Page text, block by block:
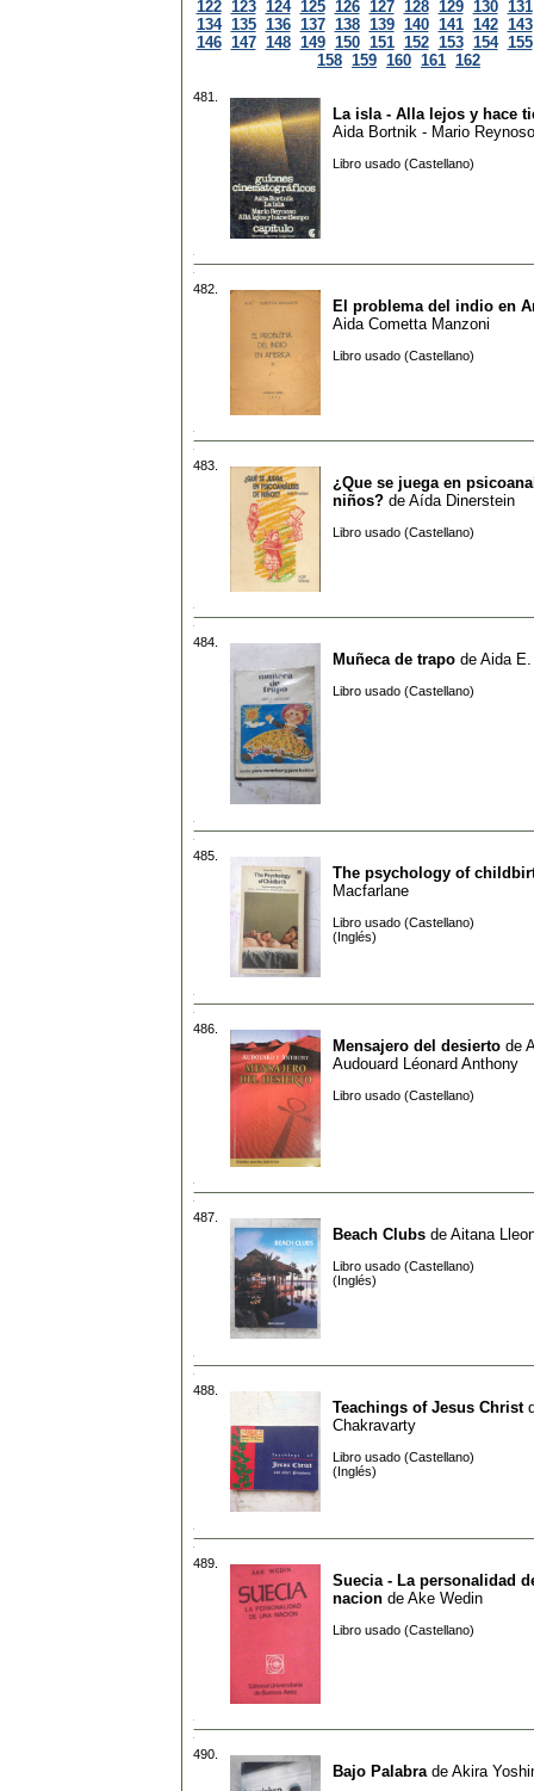
122 123 124 125 126 127 128 129 130 131
134 135 136 137 138 139 140 141 142 143
146 147 148 149 150 151 152 153 154 155
158 159 160 161 162
481.
La isla - Alla lejos y hace
Aida Bortnik - Mario Reynoso
Libro usado (Castellano)
482.
El problema del indio en
Aida Cometta Manzoni
Libro usado (Castellano)
483.
¿Que se juega en
niños? de Aída Dinerstein
Libro usado (Castellano)
484.
Muñeca de trapo de Aida
Libro usado (Castellano)
485.
The psychology of
Macfarlane
Libro usado (Castellano)
(Inglés)
486.
Mensajero del desierto de
Audouard Léonard Anthony
Libro usado (Castellano)
487.
Beach Clubs de Aitana
Libro usado (Castellano)
(Inglés)
488.
Teachings of Jesus Christ
Chakravarty
Libro usado (Castellano)
(Inglés)
489.
Suecia - La personalidad
nacion de Ake Wedin
Libro usado (Castellano)
490.
Bajo Palabra de Akira